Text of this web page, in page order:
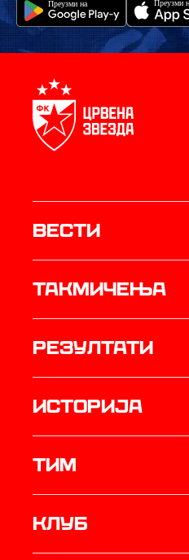
Вести
Такмичења
резултати
историја
ТИМ
Клуб